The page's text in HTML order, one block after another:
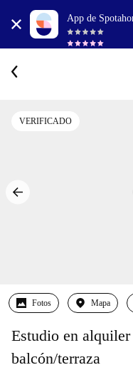
App de
VERIFICADO
Fotos Mapa
Estudio en
balcón/terraza